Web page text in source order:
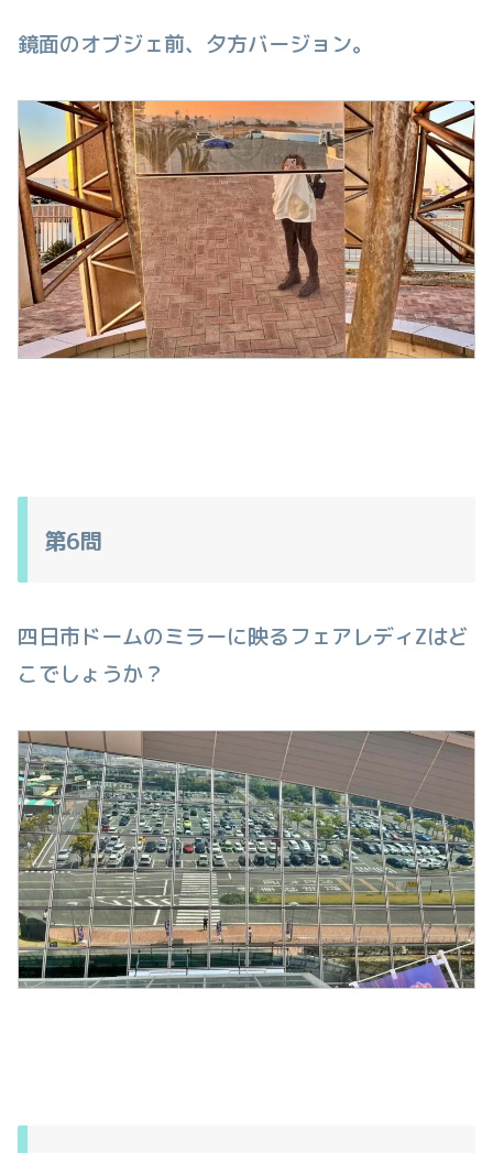
鏡面のオブジェ前、夕方バージョン。
第6問
四日市ドームのミラーに映るフェアレディZはど
こでしょうか？